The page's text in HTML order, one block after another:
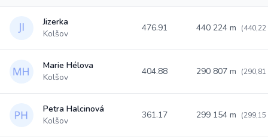
Jizerka
Kolšov
476.91 440 224 m
Marie Hélova
Kolšov
404.88 290 807 m
Petra Halcinová
Kolšov
361.17 299 154 m